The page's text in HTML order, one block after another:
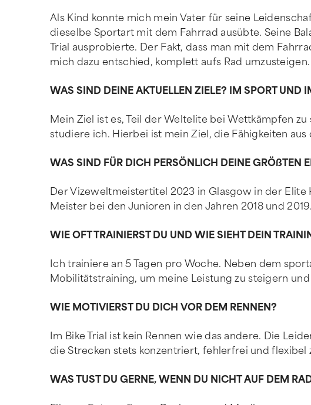
Als Kind konnte mich mein Vater für seine
dieselbe Sportart mit dem Fahrrad ausübte. Seine
Trial ausprobierte. Der Fakt, dass man mit dem
mich dazu entschied, komplett aufs Rad umzusteigen.
WAS SIND DEINE AKTUELLEN ZIELE? IM SPORT UND
Mein Ziel ist es, Teil der Weltelite bei Wettkämpfen
studiere ich. Hierbei ist mein Ziel, die Fähigkeiten
WAS SIND FÜR DICH PERSÖNLICH DEINE GRÖßTEN
Der Vizeweltmeistertitel 2023 in Glasgow in der Elite
Meister bei den Junioren in den Jahren 2018 und 2019.
WIE OFT TRAINIERST DU UND WIE SIEHT DEIN
Ich trainiere an 5 Tagen pro Woche. Neben dem
Mobilitätstraining, um meine Leistung zu steigern
WIE MOTIVIERST DU DICH VOR DEM RENNEN?
Im Bike Trial ist kein Rennen wie das andere. Die
die Strecken stets konzentriert, fehlerfrei und flexibel
WAS TUST DU GERNE, WENN DU NICHT AUF DEM